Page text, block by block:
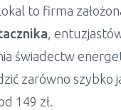
to firma
,
świadectw
zarówno szybko
149 zł.